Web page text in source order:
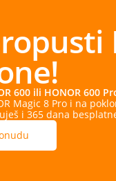
600 ili HONOR 600
Magic 8 Pro i na
i 365 dana